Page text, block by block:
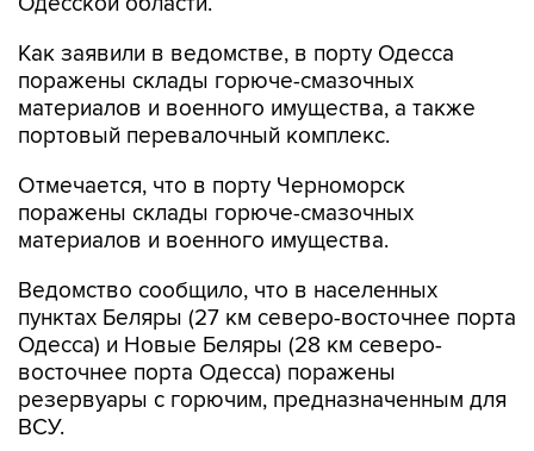
Как заявили в ведомстве, в порту Одесса
поражены склады горюче-смазочных
материалов и военного имущества, а также
портовый перевалочный комплекс.
Отмечается, что в порту Черноморск
поражены склады горюче-смазочных
материалов и военного имущества.
Ведомство сообщило, что в населенных
пунктах Беляры (27 км северо-восточнее порта
Одесса) и Новые Беляры (28 км северо-
восточнее порта Одесса) поражены
резервуары с горючим, предназначенным для
ВСУ.